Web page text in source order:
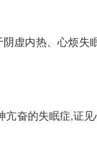
虚内热、心烦失
奋的失眠症,证